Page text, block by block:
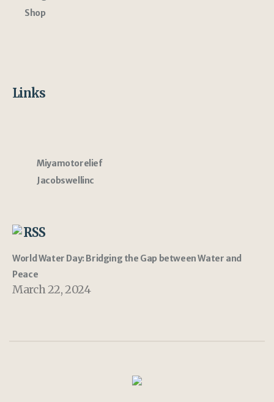
Shop
Links
Miyamotorelief
Jacobswellinc
RSS
World Water Day: Bridging the Gap between Water and
Peace
March 22, 2024